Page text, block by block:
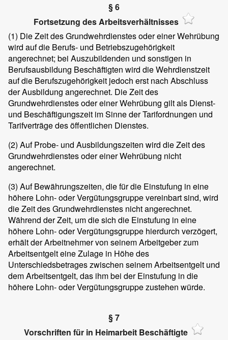
§ 6
Fortsetzung des Arbeitsverhältnisses
(1) Die Zeit des Grundwehrdienstes oder einer Wehrübung
wird auf die Berufs- und Betriebszugehörigkeit
angerechnet; bei Auszubildenden und sonstigen in
Berufsausbildung Beschäftigten wird die Wehrdienstzeit
auf die Berufszugehörigkeit jedoch erst nach Abschluss
der Ausbildung angerechnet. Die Zeit des
Grundwehrdienstes oder einer Wehrübung gilt als Dienst-
und Beschäftigungszeit im Sinne der Tarifordnungen und
Tarifverträge des öffentlichen Dienstes.
(2) Auf Probe- und Ausbildungszeiten wird die Zeit des
Grundwehrdienstes oder einer Wehrübung nicht
angerechnet.
(3) Auf Bewährungszeiten, die für die Einstufung in eine
höhere Lohn- oder Vergütungsgruppe vereinbart sind, wird
die Zeit des Grundwehrdienstes nicht angerechnet.
Während der Zeit, um die sich die Einstufung in eine
höhere Lohn- oder Vergütungsgruppe hierdurch verzögert,
erhält der Arbeitnehmer von seinem Arbeitgeber zum
Arbeitsentgelt eine Zulage in Höhe des
Unterschiedsbetrages zwischen seinem Arbeitsentgelt und
dem Arbeitsentgelt, das ihm bei der Einstufung in die
höhere Lohn- oder Vergütungsgruppe zustehen würde.
§ 7
Vorschriften für in Heimarbeit Beschäftigte